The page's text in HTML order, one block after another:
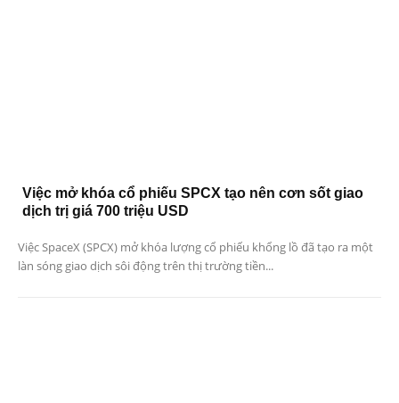
Việc mở khóa cổ phiếu SPCX tạo nên cơn sốt giao
dịch trị giá 700 triệu USD
Việc SpaceX (SPCX) mở khóa lượng cổ phiếu khổng lồ đã tạo ra một
làn sóng giao dịch sôi động trên thị trường tiền...